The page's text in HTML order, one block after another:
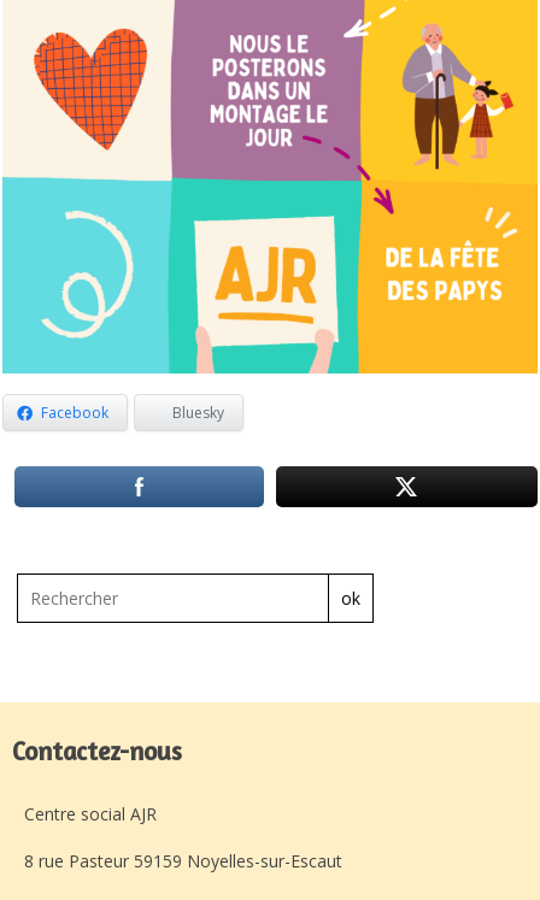
Facebook Bluesky
ok
Contactez-nous
Centre social AJR
8 rue Pasteur 59159 Noyelles-sur-Escaut